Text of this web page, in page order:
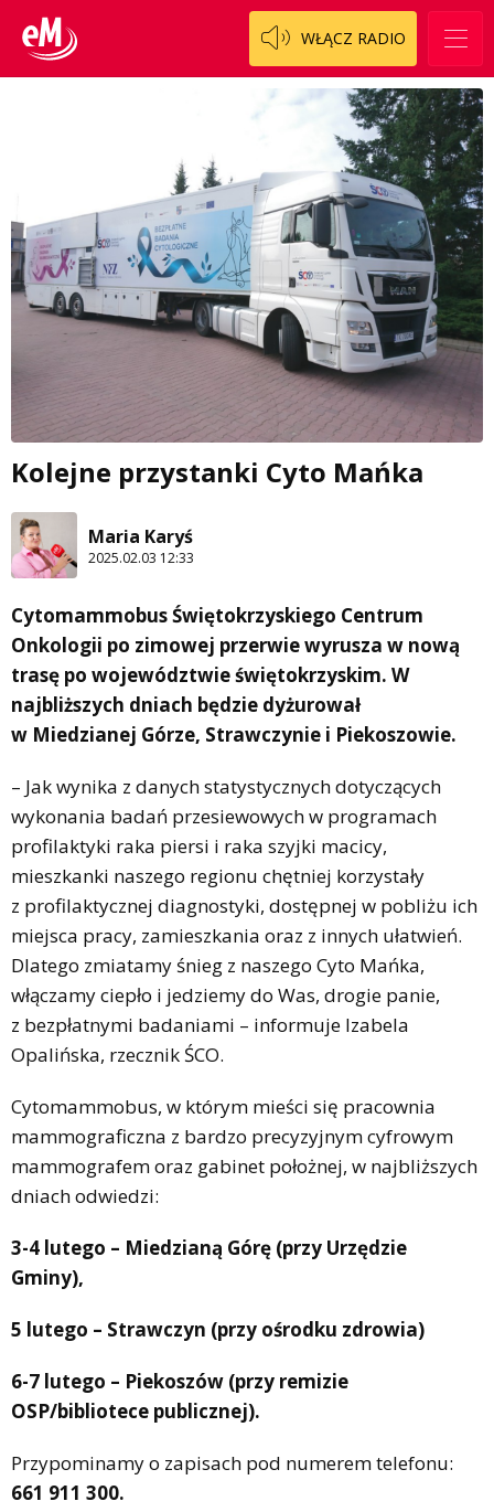
WŁĄCZ RADIO
Kolejne przystanki Cyto Mańka
Maria Karyś
2025.02.03 12:33
Cytomammobus Świętokrzyskiego Centrum
Onkologii po zimowej przerwie wyrusza w nową
trasę po województwie świętokrzyskim. W
najbliższych dniach będzie dyżurował
w Miedzianej Górze, Strawczynie i Piekoszowie.
– Jak wynika z danych statystycznych dotyczących
wykonania badań przesiewowych w programach
profilaktyki raka piersi i raka szyjki macicy,
mieszkanki naszego regionu chętniej korzystały
z profilaktycznej diagnostyki, dostępnej w pobliżu ich
miejsca pracy, zamieszkania oraz z innych ułatwień.
Dlatego zmiatamy śnieg z naszego Cyto Mańka,
włączamy ciepło i jedziemy do Was, drogie panie,
z bezpłatnymi badaniami – informuje Izabela
Opalińska, rzecznik ŚCO.
Cytomammobus, w którym mieści się pracownia
mammograficzna z bardzo precyzyjnym cyfrowym
mammografem oraz gabinet położnej, w najbliższych
dniach odwiedzi:
3-4 lutego – Miedzianą Górę (przy Urzędzie
Gminy),
5 lutego – Strawczyn (przy ośrodku zdrowia)
6-7 lutego – Piekoszów (przy remizie
OSP/bibliotece publicznej).
Przypominamy o zapisach pod numerem telefonu:
661 911 300.